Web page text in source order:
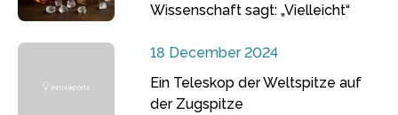
Wissenschaft sagt: „Vielleicht“
18 December 2024
Ein Teleskop der Weltspitze auf
der Zugspitze